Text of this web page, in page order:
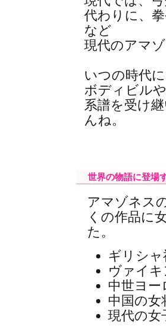
代わりに、
など
現代のアマ
いつの時代
ボディビル
系譜を受け
んね。
世界の物語に登場
アマゾネス
くの作品に
た。
ギリシ
ヴァイ
中世ヨー
中国の女
現代の女